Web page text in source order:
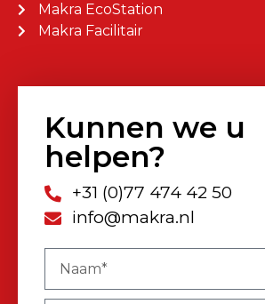
Makra EcoStation
Makra Facilitair
Kunnen we u
helpen?
+31 (0)77 474 42 50
info@makra.nl